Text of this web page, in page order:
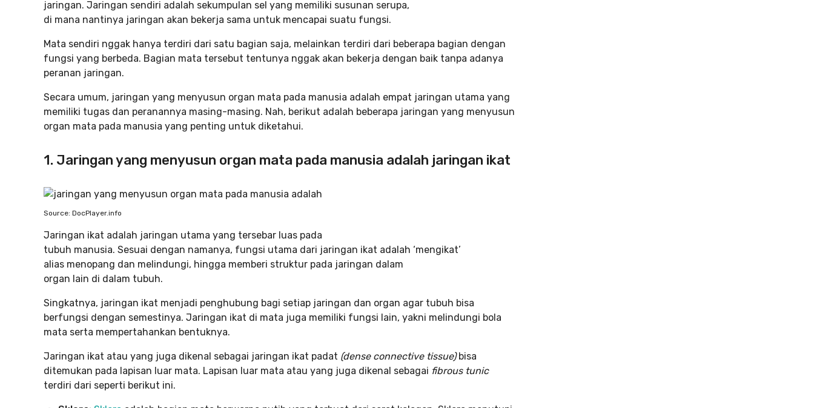
jaringan. Jaringan sendiri adalah sekumpulan sel yang memiliki susunan serupa,
di mana nantinya jaringan akan bekerja sama untuk mencapai suatu fungsi.
Mata sendiri nggak hanya terdiri dari satu bagian saja, melainkan terdiri dari beberapa bagian dengan
fungsi yang berbeda. Bagian mata tersebut tentunya nggak akan bekerja dengan baik tanpa adanya
peranan jaringan.
Secara umum, jaringan yang menyusun organ mata pada manusia adalah empat jaringan utama yang
memiliki tugas dan peranannya masing-masing. Nah, berikut adalah beberapa jaringan yang menyusun
organ mata pada manusia yang penting untuk diketahui.
1. Jaringan yang menyusun organ mata pada manusia adalah jaringan ikat
Source: DocPlayer.info
Jaringan ikat adalah jaringan utama yang tersebar luas pada
tubuh manusia. Sesuai dengan namanya, fungsi utama dari jaringan ikat adalah ‘mengikat’
alias menopang dan melindungi, hingga memberi struktur pada jaringan dalam
organ lain di dalam tubuh.
Singkatnya, jaringan ikat menjadi penghubung bagi setiap jaringan dan organ agar tubuh bisa
berfungsi dengan semestinya. Jaringan ikat di mata juga memiliki fungsi lain, yakni melindungi bola
mata serta mempertahankan bentuknya.
Jaringan ikat atau yang juga dikenal sebagai jaringan ikat padat (dense connective tissue)bisa
ditemukan pada lapisan luar mata. Lapisan luar mata atau yang juga dikenal sebagai fibrous tunic
terdiri dari seperti berikut ini.